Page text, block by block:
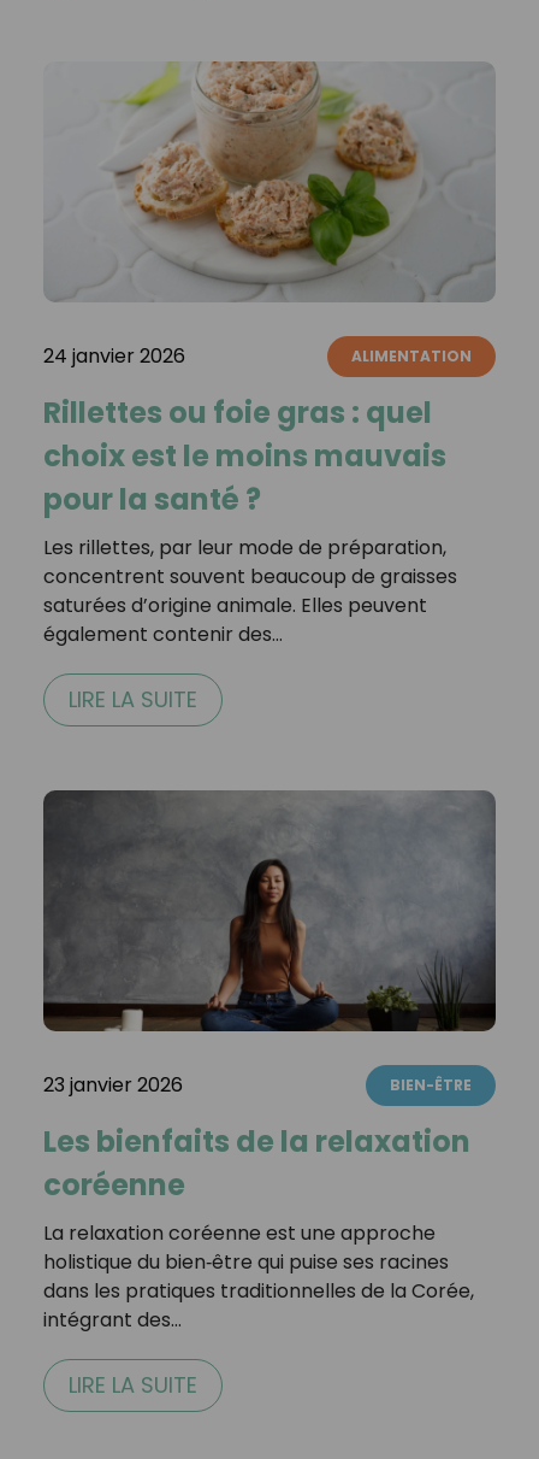
24 janvier 2026 ALIMENTATION
Rillettes ou foie gras : quel
choix est le moins mauvais
pour la santé ?
Les rillettes, par leur mode de préparation,
concentrent souvent beaucoup de graisses
saturées d’origine animale. Elles peuvent
également contenir des…
LIRE LA SUITE
23 janvier 2026 BIEN-ÊTRE
Les bienfaits de la relaxation
coréenne
La relaxation coréenne est une approche
holistique du bien‑être qui puise ses racines
dans les pratiques traditionnelles de la Corée,
intégrant des…
LIRE LA SUITE